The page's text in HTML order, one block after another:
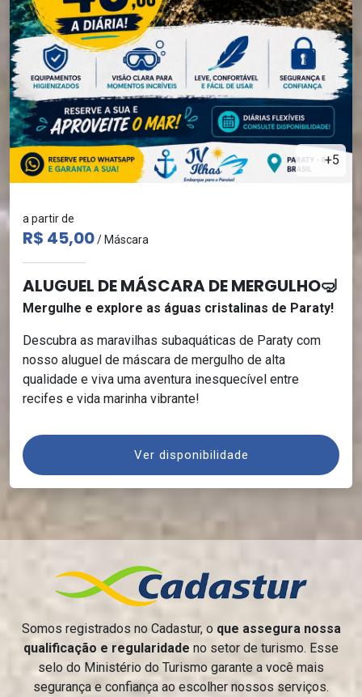
+5
a partir de
R$ 45,00/ Máscara
ALUGUEL DE MÁSCARA DE MERGULHO🤿
Mergulhe e explore as águas cristalinas de Paraty!
Descubra as maravilhas subaquáticas de Paraty com
nosso aluguel de máscara de mergulho de alta
qualidade e viva uma aventura inesquecível entre
recifes e vida marinha vibrante!
Ver disponibilidade
Somos registrados no Cadastur, o que assegura nossa
qualificação e regularidade no setor de turismo. Esse
selo do Ministério do Turismo garante a você mais
segurança e confiança ao escolher nossos serviços.